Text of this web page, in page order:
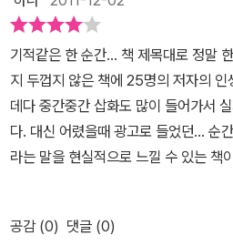
삶에 지친 이들에게 변화의 시작점이 될
가지는 경우가 더 많다.그 기회라는 것
것을 이 책을 쓴 25인의 고백을통해 증
고 미국으로 건너가 육군사관학교를
규씨의 삶을 보면아무리 높은 산이라
것같은 감동에 빠지게 된다.가난했지
었던 어머님이나 스승에 의해 삶의 가
한 어린시절 칭찬 한마디에 무엇이 되
삶을 선고받고 자신의 삶을뒤돌아 보
을 만나는 순간이었을 것이다.지하철
기적같은 한 순간... 책 제목대로 정말
지 두껍지 않은 책에 25명의 저자의 인
데다 중간중간 삽화도 많이 들어가서
다. 대신 어렸을때 광고로 들었던... 순
라는 말을 현실적으로 느낄 수 있는 책
고 박경리님이 암으로 투병하셨다는
연재중에 암이란 진단을 받으신건 알지
공감 (0) 댓글 (0)